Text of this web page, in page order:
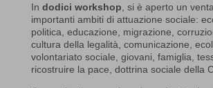
In dodici workshop , si è aperto un
importanti ambiti di attuazione sociale:
politica, educazione, migrazione,
cultura della legalità, comunicazione,
volontariato sociale, giovani, famiglia,
ricostruire la pace, dottrina sociale della